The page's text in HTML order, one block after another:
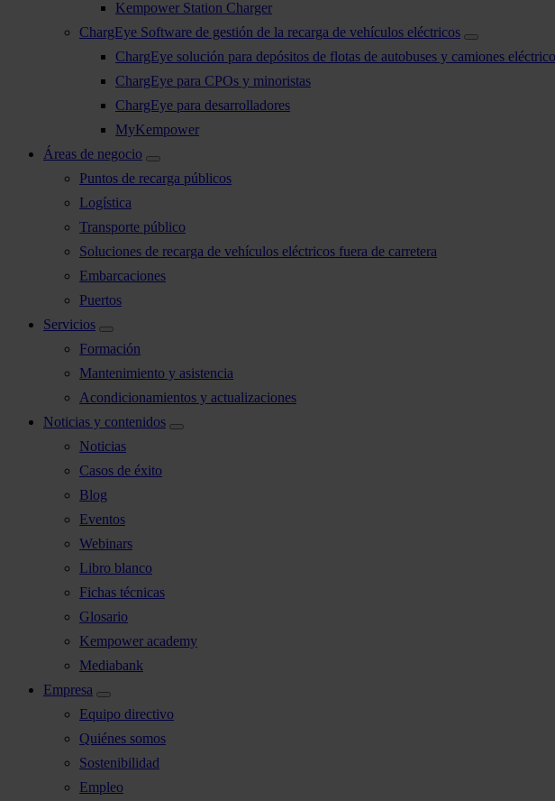
Kempower Station Charger
ChargEye Software de gestión de la recarga de vehículos eléctricos
ChargEye solución para depósitos de flotas de autobuses y camiones
ChargEye para CPOs y minoristas
ChargEye para desarrolladores
MyKempower
Áreas de negocio
Puntos de recarga públicos
Logística
Transporte público
Soluciones de recarga de vehículos eléctricos fuera de carretera
Embarcaciones
Puertos
Servicios
Formación
Mantenimiento y asistencia
Acondicionamientos y actualizaciones
Noticias y contenidos
Noticias
Casos de éxito
Blog
Eventos
Webinars
Libro blanco
Fichas técnicas
Glosario
Kempower academy
Mediabank
Empresa
Equipo directivo
Quiénes somos
Sostenibilidad
Empleo